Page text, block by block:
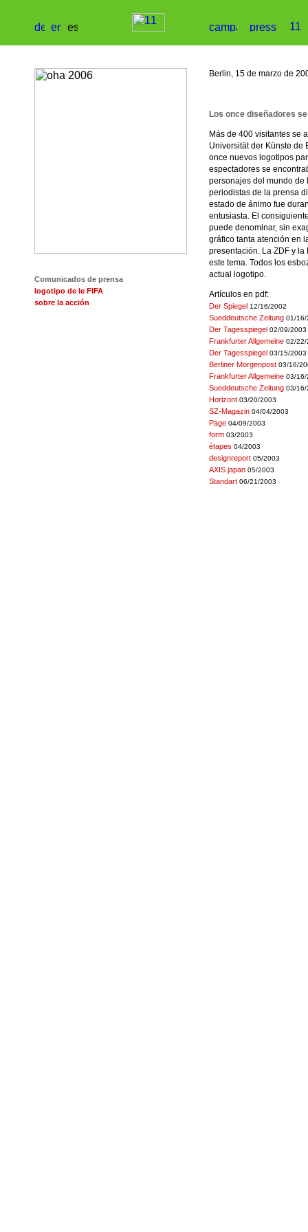
Comunicados de prensa
logotipo de le FIFA
sobre la acción
Berlin, 15 de marzo de
Los once diseñadores
Más de 400 visitantes se
Universität der Künste de
once nuevos logotipos
espectadores se
personajes del mundo de
periodistas de la prensa
estado de ánimo fue
entusiasta. El
puede denominar, sin
gráfico tanta atención en
presentación. La ZDF y
este tema. Todos los
actual logotipo.
Artículos en pdf:
Der Spiegel 12/16/2002
Sueddeutsche Zeitung 01/16/
Der Tagesspiegel 02/09/2003
Frankfurter Allgemeine 02/22/
Der Tagesspiegel 03/15/2003
Berliner Morgenpost 03/16/
Frankfurter Allgemeine 03/16/
Sueddeutsche Zeitung 03/16/
Horizont 03/20/2003
SZ-Magazin 04/04/2003
Page 04/09/2003
form 03/2003
étapes 04/2003
designreport 05/2003
AXIS japan 05/2003
Standart 06/21/2003